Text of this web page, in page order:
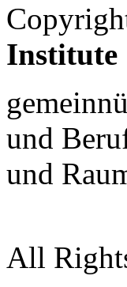
Institute
und
und
All